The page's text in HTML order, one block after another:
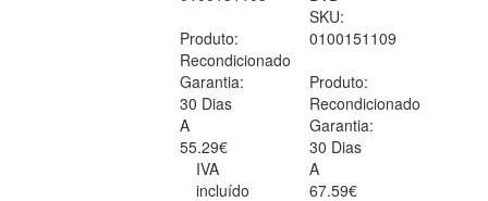
Produto:
Recondicionado
Garantia:
30 Dias
A
55.29€
IVA
incluído
SKU:
0100151109
Produto:
Recondicionado
Garantia:
30 Dias
A
67.59€